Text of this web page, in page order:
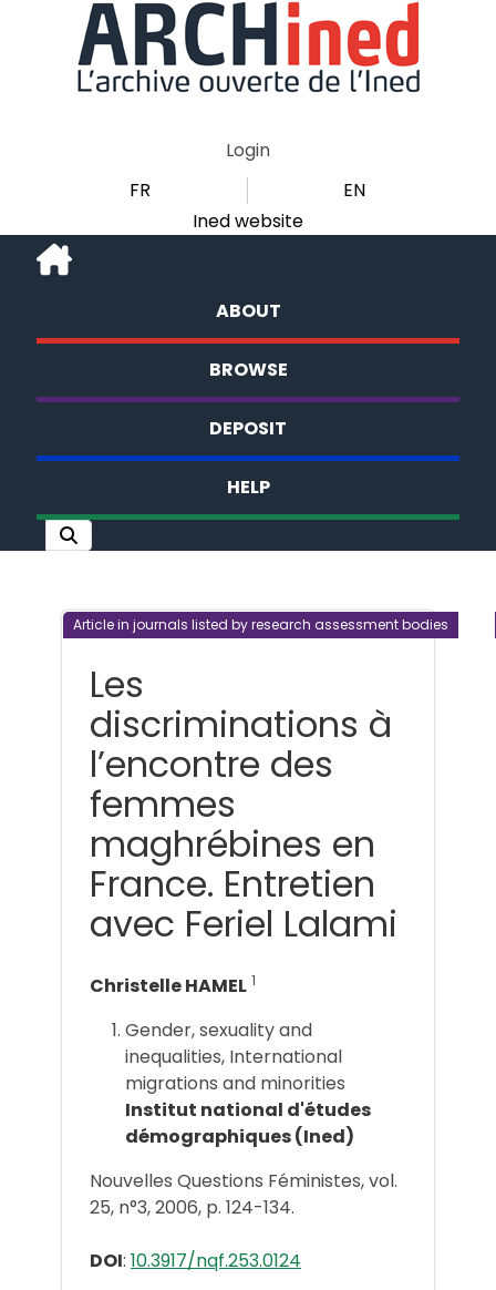
Login
FR
EN
Ined website
ABOUT
BROWSE
DEPOSIT
HELP
Article in journals listed by research assessment bodies
Les
discriminations à
l’encontre des
femmes
maghrébines en
France. Entretien
avec Feriel Lalami
Christelle HAMEL 1
Gender, sexuality and
inequalities, International
migrations and minorities
Institut national d'études
démographiques (Ined)
Nouvelles Questions Féministes, vol.
25, n°3, 2006, p. 124-134.
DOI: 10.3917/nqf.253.0124